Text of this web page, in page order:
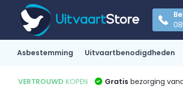
Asbestemming Uitvaartbenodigdheden
VERTROUWD KOPEN Gratis bezorging